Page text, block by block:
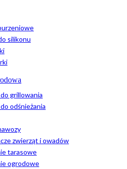
silikonu
grillowania
odśnieżania
zwierząt i owadów
tarasowe
ogrodowe